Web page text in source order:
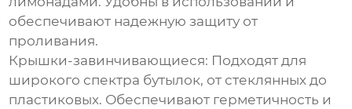
обеспечивают надежную защиту от
проливания.
Крышки-завинчивающиеся: Подходят для
широкого спектра бутылок, от стеклянных до
пластиковых. Обеспечивают герметичность и